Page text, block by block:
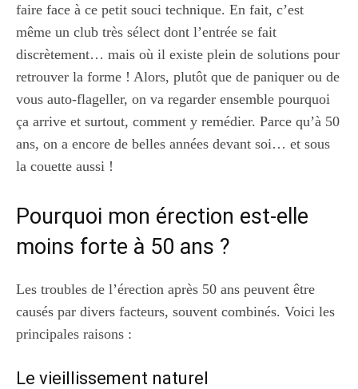
faire face à ce petit souci technique. En fait, c’est
même un club très sélect dont l’entrée se fait
discrètement… mais où il existe plein de solutions pour
retrouver la forme ! Alors, plutôt que de paniquer ou de
vous auto-flageller, on va regarder ensemble pourquoi
ça arrive et surtout, comment y remédier. Parce qu’à 50
ans, on a encore de belles années devant soi… et sous
la couette aussi !
Pourquoi mon érection est-elle
moins forte à 50 ans ?
Les troubles de l’érection après 50 ans peuvent être
causés par divers facteurs, souvent combinés. Voici les
principales raisons :
Le vieillissement naturel